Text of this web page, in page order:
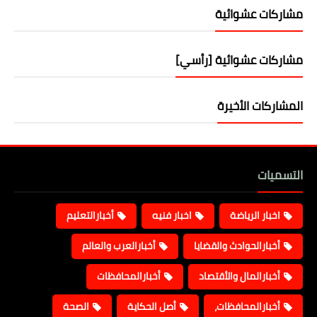
مشاركات عشوائية
مشاركات عشوائية [رأسي]
المشاركات الأخيرة
التسميات
اخبار الرياضة اخبار فنيه
أخبارالتعليم
أخبارالحوادث والقضايا
أخبارالعرب والعالم
أخبارالمال والأقتصاد
أخبارالمحافظات
أخبارالمحافظات،
أصل الحكاية
الصحة